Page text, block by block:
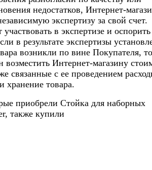
недостатков, Интернет-
экспертизу за свой счет.
в экспертизе и оспорить
в результате экспертизы
возникли по вине Покупателя, то
возместить Интернет-магазину
связанные с ее проведением
хранение товара.
приобрели Стойка для наборных
также купили